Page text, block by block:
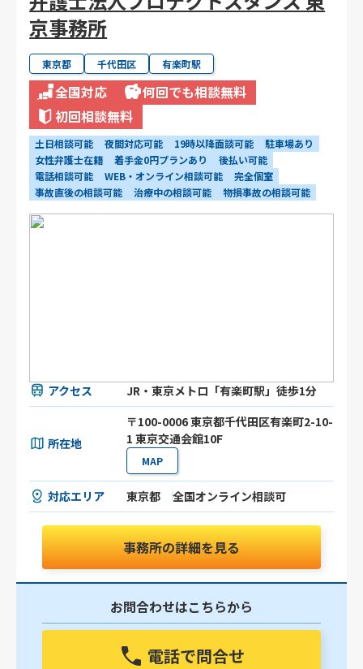
京事務所
東京都 千代田区 有楽町駅
全国対応
何回でも相談無料
初回相談無料
土日相談可能 夜間対応可能 19時以降面談可能
駐車場あり
女性弁護士在籍
着手金0円プランあり
後払い可能
電話相談可能
WEB・オンライン相談可能
完全個室
事故直後の相談可能
治療中の相談可能 物損事故の相談可能
アクセス JR・東京メトロ「有楽町駅」徒歩1分
所在地
〒100-0006 東京都千代田区有楽町2-10-
1 東京交通会館10F
MAP
対応エリア 東京都 全国オンライン相談可
事務所の詳細を見る
お問合わせはこちらから
電話で問合せ